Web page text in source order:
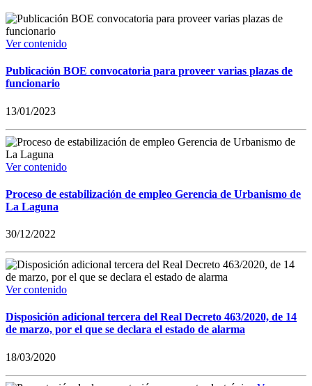
Ver contenido
Publicación BOE convocatoria para proveer varias plazas de
funcionario
13/01/2023
Ver contenido
Proceso de estabilización de empleo Gerencia de Urbanismo de
La Laguna
30/12/2022
Ver contenido
Disposición adicional tercera del Real Decreto 463/2020, de 14
de marzo, por el que se declara el estado de alarma
18/03/2020